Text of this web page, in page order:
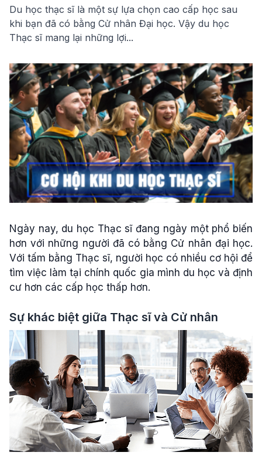
Du học thạc sĩ là một sự lựa chọn cao cấp học sau
khi bạn đã có bằng Cử nhân Đại học. Vậy du học
Thạc sĩ mang lại những lợi...
Ngày nay, du học Thạc sĩ đang ngày một phổ biến
hơn với những người đã có bằng Cử nhân đại học.
Với tấm bằng Thạc sĩ, người học có nhiều cơ hội để
tìm việc làm tại chính quốc gia mình du học và định
cư hơn các cấp học thấp hơn.
Sự khác biệt giữa Thạc sĩ và Cử nhân